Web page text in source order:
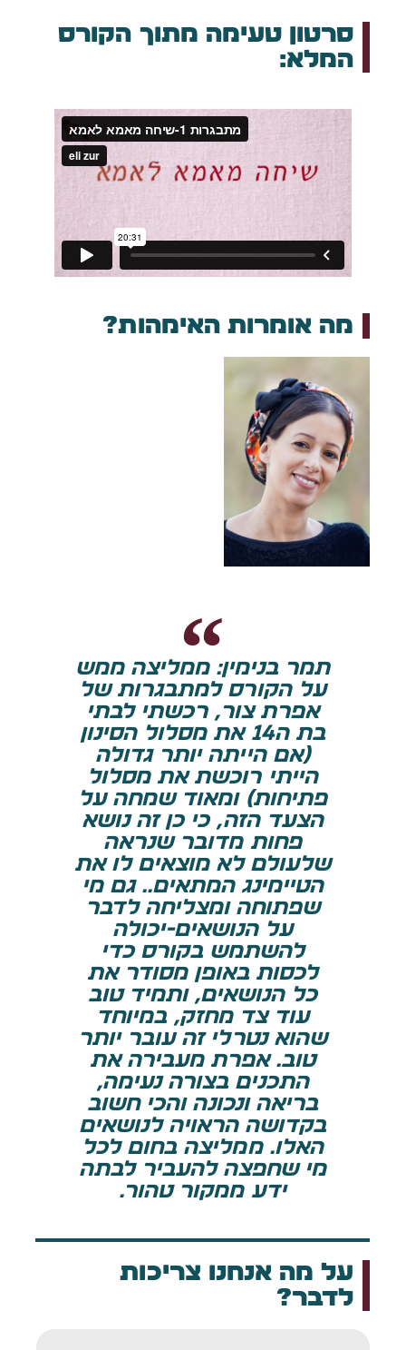
סרטון טעימה מתוך הקורס
המלא:
מה אומרות האימהות?
תמר בנימין: ממליצה ממש
על הקורס למתבגרות של
אפרת צור, רכשתי לבתי
בת ה14 את מסלול הסינון
(אם הייתה יותר גדולה
הייתי רוכשת את מסלול
פתיחות) ומאוד שמחה על
הצעד הזה, כי כן זה נושא
פחות מדובר שנראה
שלעולם לא מוצאים לו את
הטיימינג המתאים.. גם מי
שפתוחה ומצליחה לדבר
על הנושאים-יכולה
להשתמש בקורס כדי
לכסות באופן מסודר את
כל הנושאים, ותמיד טוב
עוד צד מחזק, במיוחד
שהוא נטרלי זה עובר יותר
טוב. אפרת מעבירה את
התכנים בצורה נעימה,
בריאה ונכונה והכי חשוב
בקדושה הראויה לנושאים
האלו. ממליצה בחום לכל
מי שחפצה להעביר לבתה
ידע ממקור טהור.
על מה אנחנו צריכות
לדבר?